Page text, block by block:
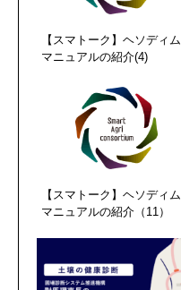
【スマトーク】ヘソディム
マニュアルの紹介(4)
【スマトーク】ヘソディム
マニュアルの紹介（11）